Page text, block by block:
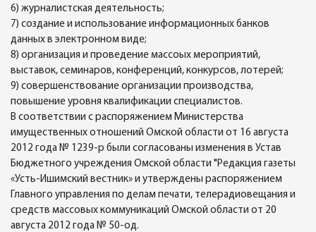
6) журналистская деятельность;
7) создание и использование информационных банков
данных в электронном виде;
8) организация и проведение массоых мероприятий,
выставок, семинаров, конференций, конкурсов, лотерей;
9) совершенствование организации производства,
повышение уровня квалификации специалистов.
В соответствии с распоряжением Министерства
имущественных отношений Омской области от 16 августа
2012 года № 1239-р были согласованы изменения в Устав
Бюджетного учреждения Омской области "Редакция газеты
«Усть-Ишимский вестник» и утверждены распоряжением
Главного управления по делам печати, телерадиовещания и
средств массовых коммуникаций Омской области от 20
августа 2012 года № 50-од.